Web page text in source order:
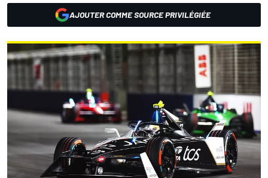
AJOUTER COMME SOURCE PRIVILÉGIÉE